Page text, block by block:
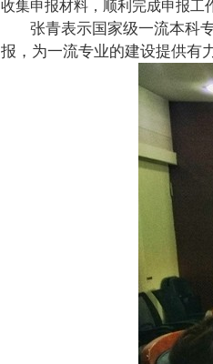
收集申报材料，顺利完成申报工
张青表示国家级一流本科
报，为一流专业的建设提供有